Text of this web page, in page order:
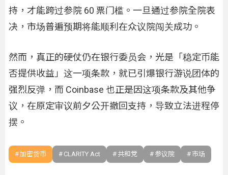
持，才能跨过参院 60 票门槛。一旦通过参院全院表
决，市场普遍预期将能顺利在众议院闯关成功。
然而，真正的硬仗仍在银行委员会，光是「稳定币能
否提供收益」这一项条款，就已引爆银行游说团体的
强烈反弹，而 Coinbase 也正是因这项条款及其他争
议，在原定审议前夕公开撤回支持，导致立法进程停
摆。
加密货币 CLARITY Act 共和党 参议院 市场